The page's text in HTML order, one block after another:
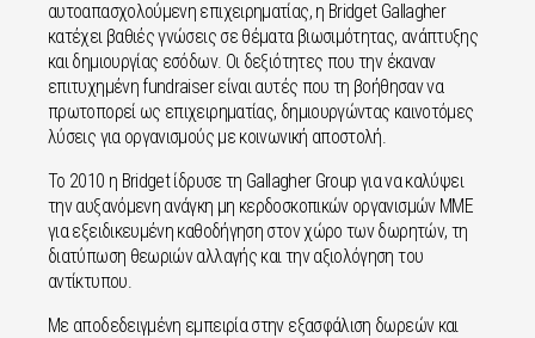
αυτοαπασχολούμενη επιχειρηματίας, η Bridget Gallagher
κατέχει βαθιές γνώσεις σε θέματα βιωσιμότητας, ανάπτυξης
και δημιουργίας εσόδων. Οι δεξιότητες που την έκαναν
επιτυχημένη fundraiser είναι αυτές που τη βοήθησαν να
πρωτοπορεί ως επιχειρηματίας, δημιουργώντας καινοτόμες
λύσεις για οργανισμούς με κοινωνική αποστολή.
Το 2010 η Bridget ίδρυσε τη Gallagher Group για να καλύψει
την αυξανόμενη ανάγκη μη κερδοσκοπικών οργανισμών ΜΜΕ
για εξειδικευμένη καθοδήγηση στον χώρο των δωρητών, τη
διατύπωση θεωριών αλλαγής και την αξιολόγηση του
αντίκτυπου.
Με αποδεδειγμένη εμπειρία στην εξασφάλιση δωρεών και